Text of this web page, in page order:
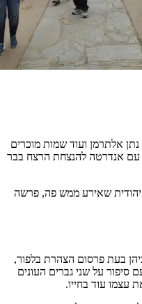
אלתרמן ועוד שמות מוכרים
עם אנדרטה להנצחת הרצח בבר
שאירע ממש פה, פרשה
בעת פרסום הצהרת בלפור,
סיפור על שני גברים העונים
עוד בחייו.